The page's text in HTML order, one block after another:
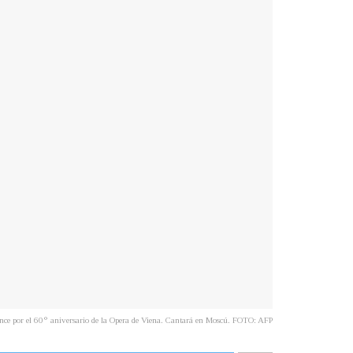
por el 60° aniversario de la Opera de Viena. Cantará en Moscú. FOTO: AFP